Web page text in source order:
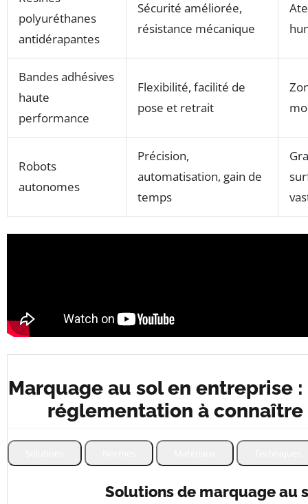
polyuréthanes
antidérapantes
Sécurité améliorée,
résistance mécanique
Bandes adhésives
haute
performance
Flexibilité, facilité de
pose et retrait
Robots
autonomes
Précision,
automatisation, gain de
temps
Marquage au sol en entreprise
réglementation à connaître
Solutions de marquage au